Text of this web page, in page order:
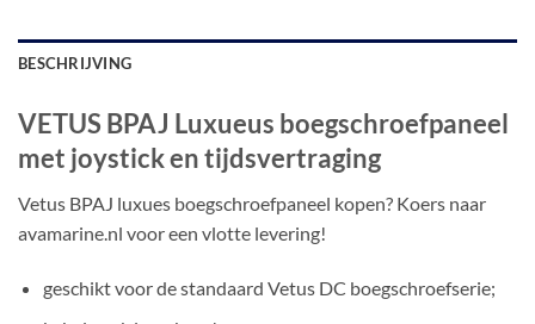
BESCHRIJVING
VETUS BPAJ Luxueus boegschroefpaneel
met joystick en tijdsvertraging
Vetus BPAJ luxues boegschroefpaneel kopen? Koers naar
avamarine.nl voor een vlotte levering!
geschikt voor de standaard Vetus DC boegschroefserie;